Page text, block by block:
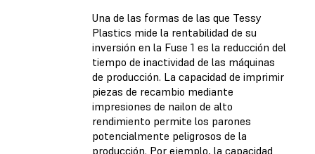
Una de las formas de las que Tessy
Plastics mide la rentabilidad de su
inversión en la Fuse 1 es la reducción del
tiempo de inactividad de las máquinas
de producción. La capacidad de imprimir
piezas de recambio mediante
impresiones de nailon de alto
rendimiento permite los parones
potencialmente peligrosos de la
producción. Por ejemplo, la capacidad